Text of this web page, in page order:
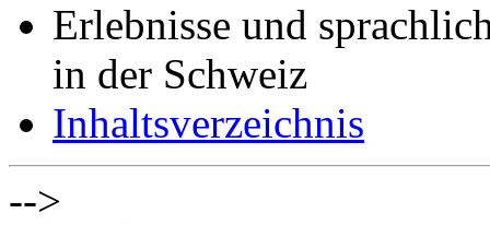
Erlebnisse und
in der Schweiz
Inhaltsverzeichnis
-->